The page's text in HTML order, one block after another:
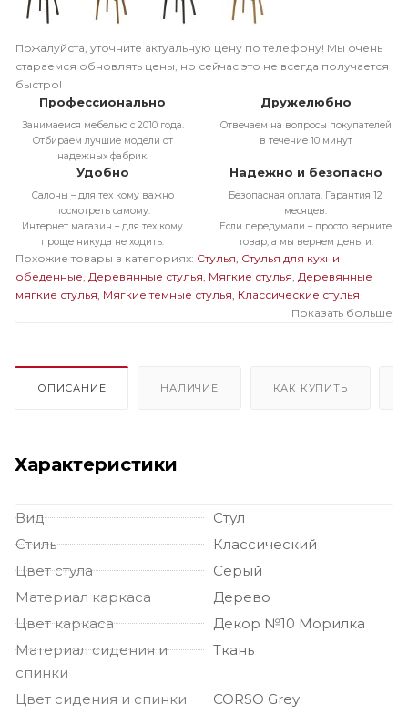
Пожалуйста, уточните актуальную цену по телефону! Мы очень
стараемся обновлять цены, но сейчас это не всегда получается
быстро!
Профессионально
Занимаемся мебелью с 2010 года.
Отбираем лучшие модели от
надежных фабрик.
Дружелюбно
Отвечаем на вопросы покупателей
в течение 10 минут
Удобно
Салоны – для тех кому важно
посмотреть самому.
Интернет магазин – для тех кому
проще никуда не ходить.
Надежно и безопасно
Безопасная оплата. Гарантия 12
месяцев.
Если передумали – просто верните
товар, а мы вернем деньги.
Похожие товары в категориях: Стулья Стулья для кухни
обеденные Деревянные стулья Мягкие стулья Деревянные
мягкие стулья Мягкие темные стулья Классические стулья
Показать больше
ОПИСАНИЕ НАЛИЧИЕ КАК КУПИТЬ
Характеристики
Вид
Стул
Стиль
Классический
Цвет стула
Серый
Материал каркаса
Дерево
Цвет каркаса
Декор №10 Морилка
Материал сидения и
спинки
Ткань
Цвет сидения и спинки
CORSO Grey